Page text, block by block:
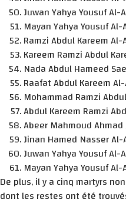
Juwan Yahya Yousuf Al-
Mayan Yahya Yousuf
Ramzi Abdul Kareem
Kareem Ramzi Abdul
Nada Abdul Hameed
Raafat Abdul Kareem
Mohammad Ramzi
Abdul Kareem Ramzi
Abeer Mahmoud
Jinan Hamed Nasser
Juwan Yahya Yousuf Al-
Mayan Yahya Yousuf
De plus, il y a cinq martyrs
dont les restes ont été